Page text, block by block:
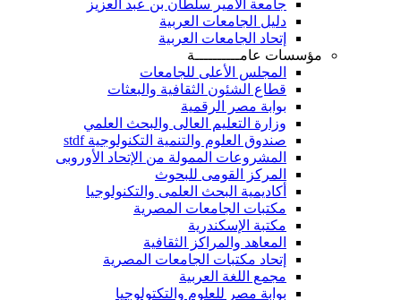
جامعة الأمير سلطان بن عبد العزيز
دليل الجامعات العربية
إتحاد الجامعات العربية
مؤسسات عامــــــــــة
المجلس الأعلى للجامعات
قطاع الشئون الثقافية والبعثات
بوابة مصر الرقمية
وزارة التعليم العالى والبحث العلمي
صندوق العلوم والتنمية التكنولوجية stdf
المشروعات الممولة من الإتحاد الأوروبى
المركز القومى للبحوث
أكاديمية البحث العلمى والتكنولوجيا
مكتبات الجامعات المصرية
مكتبة الإسكندرية
المعاهد والمراكز الثقافية
إتحاد مكتبات الجامعات المصرية
مجمع اللغة العربية
بوابة مصر للعلوم والتكتولوجيا